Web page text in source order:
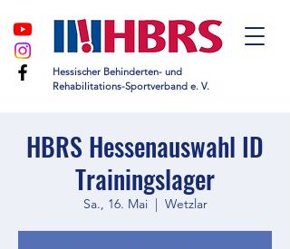
Hessischer Behinderten- und
Rehabilitations-Sportverband e. V.
HBRS Hessenauswahl ID
Trainingslager
Sa., 16. Mai
  |
Wetzlar